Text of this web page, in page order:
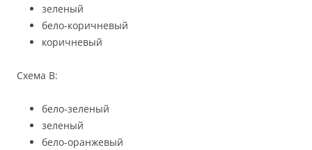
зеленый
бело-коричневый
коричневый
Схема B:
бело-зеленый
зеленый
бело-оранжевый